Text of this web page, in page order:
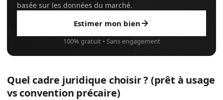
basée sur les données du marché.
Estimer mon bien
100% gratuit • Sans engagement
Quel cadre juridique choisir ? (prêt à usage
vs convention précaire)